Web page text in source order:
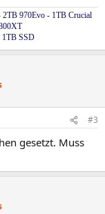
970Evo - 1TB Crucial
1TB SSD
#3
gesetzt. Muss